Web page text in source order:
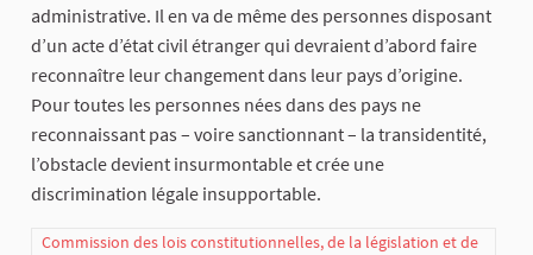
administrative. Il en va de même des personnes disposant
d’un acte d’état civil étranger qui devraient d’abord faire
reconnaître leur changement dans leur pays d’origine.
Pour toutes les personnes nées dans des pays ne
reconnaissant pas – voire sanctionnant – la transidentité,
l’obstacle devient insurmontable et crée une
discrimination légale insupportable.
Commission des lois constitutionnelles, de la législation et de